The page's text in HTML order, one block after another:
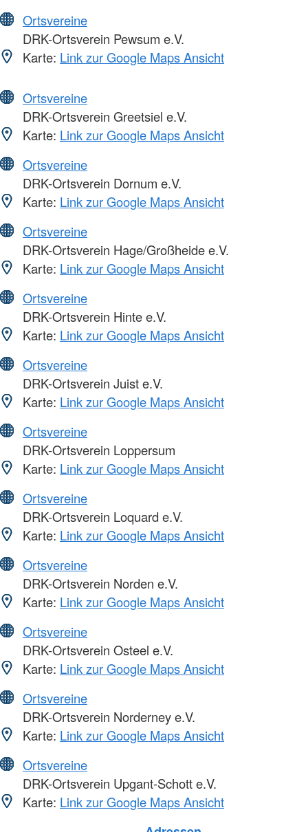
Ortsvereine
DRK-Ortsverein Pewsum e.V.
Karte: Link zur Google Maps Ansicht
Ortsvereine
DRK-Ortsverein Greetsiel e.V.
Karte: Link zur Google Maps Ansicht
Ortsvereine
DRK-Ortsverein Dornum e.V.
Karte: Link zur Google Maps Ansicht
Ortsvereine
DRK-Ortsverein Hage/Großheide e.V.
Karte: Link zur Google Maps Ansicht
Ortsvereine
DRK-Ortsverein Hinte e.V.
Karte: Link zur Google Maps Ansicht
Ortsvereine
DRK-Ortsverein Juist e.V.
Karte: Link zur Google Maps Ansicht
Ortsvereine
DRK-Ortsverein Loppersum
Karte: Link zur Google Maps Ansicht
Ortsvereine
DRK-Ortsverein Loquard e.V.
Karte: Link zur Google Maps Ansicht
Ortsvereine
DRK-Ortsverein Norden e.V.
Karte: Link zur Google Maps Ansicht
Ortsvereine
DRK-Ortsverein Osteel e.V.
Karte: Link zur Google Maps Ansicht
Ortsvereine
DRK-Ortsverein Norderney e.V.
Karte: Link zur Google Maps Ansicht
Ortsvereine
DRK-Ortsverein Upgant-Schott e.V.
Karte: Link zur Google Maps Ansicht